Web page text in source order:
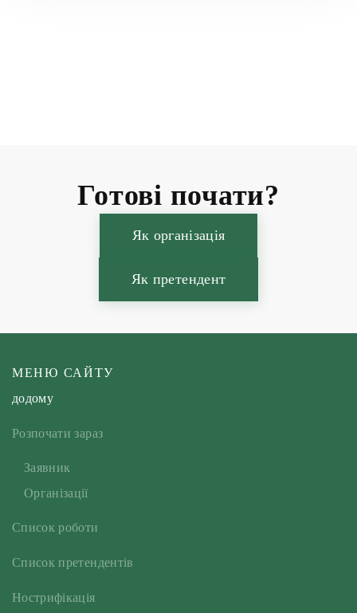
Готові почати?
Як організація
Як претендент
МЕНЮ САЙТУ
додому
Розпочати зараз
Заявник
Oрганізації
Cписок роботи
Cписок претендентів
Нострифікація